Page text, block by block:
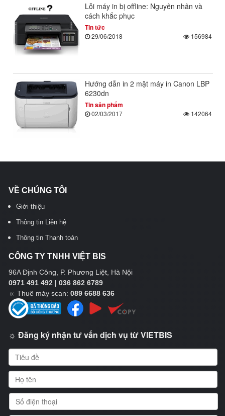
Lỗi máy in bị offline: Nguyên nhân và
cách khắc phục
Tin tức
29/06/2018 156984
Hướng dẫn in 2 mặt máy in Canon LBP
6230dn
Tin sản phẩm
02/03/2017 142064
VỀ CHÚNG TÔI
Giới thiệu
Thông tin Liên hệ
Thông tin Thanh toán
CÔNG TY TNHH VIỆT BIS
96A Định Công, P. Phương Liệt, Hà Nội
0971 491 492 | 036 862 6789
☼ Thuê máy scan: 089 6688 636
☼ Đăng ký nhận tư vấn dịch vụ từ VIETBIS